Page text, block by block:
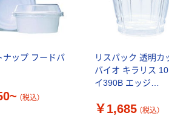
ナップ フードパ
（税込）
リスパック 透明カ
バイオ キラリス
イ390B エッジ
送品）
￥1,685 （税込）